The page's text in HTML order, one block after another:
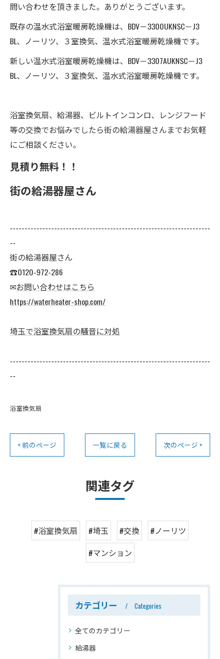
問い合わせを頂きました。ありがとうございます。
既存の温水式浴室暖房乾燥機は、BDV－3300UKNSC－J3
BL、ノーリツ、３室換気、温水式浴室暖房乾燥機です。
新しい温水式浴室暖房乾燥機は、BDV－3307AUKNSC－J3
BL、ノーリツ、３室換気、温水式浴室暖房乾燥機です。
浴室換気扇、給湯器、ビルトインコンロ、レンジフード
等の交換でお悩みでしたら街の給湯器屋さんまでお気軽
にご相談ください。
見積り無料！！
街の給湯器屋さん
--------------------------------------------------------------------
--
街の給湯器屋さん
☎0120-972-286
✉お問い合わせはこちら
https://waterheater-shop.com/
埼玉で浴室換気扇の騒音に対処
--------------------------------------------------------------------
--
浴室換気扇
< 前のページ 一覧に戻る 次のページ >
関連タグ
#浴室換気扇 #埼玉 #交換
#ノーリツ
#マンション
カテゴリー Categories
全てのカテゴリー
給湯器